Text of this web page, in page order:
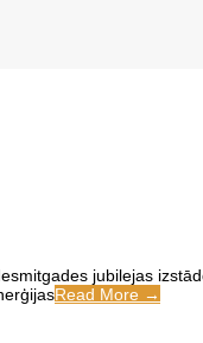
jubilejas
Read More →